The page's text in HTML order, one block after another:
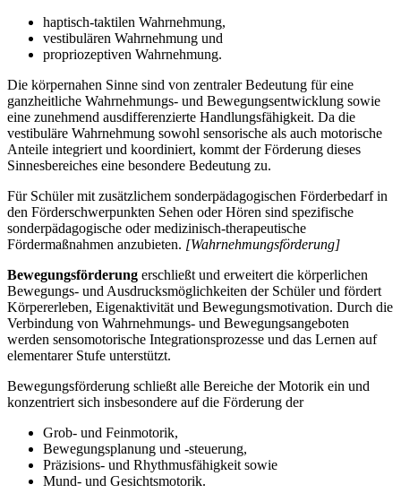
haptisch-taktilen Wahrnehmung,
vestibulären Wahrnehmung und
propriozeptiven Wahrnehmung.
Die körpernahen Sinne sind von zentraler Bedeutung für eine
ganzheitliche Wahrnehmungs- und Bewegungsentwicklung sowie
eine zunehmend ausdifferenzierte Handlungsfähigkeit. Da die
vestibuläre Wahrnehmung sowohl sensorische als auch motorische
Anteile integriert und koordiniert, kommt der Förderung dieses
Sinnesbereiches eine besondere Bedeutung zu.
Für Schüler mit zusätzlichem sonderpädagogischen Förderbedarf in
den Förderschwerpunkten Sehen oder Hören sind spezifische
sonderpädagogische oder medizinisch-therapeutische
Fördermaßnahmen anzubieten. [Wahrnehmungsförderung]
Bewegungsförderung erschließt und erweitert die körperlichen
Bewegungs- und Ausdrucksmöglichkeiten der Schüler und fördert
Körpererleben, Eigenaktivität und Bewegungsmotivation. Durch die
Verbindung von Wahrnehmungs- und Bewegungsangeboten
werden sensomotorische Integrationsprozesse und das Lernen auf
elementarer Stufe unterstützt.
Bewegungsförderung schließt alle Bereiche der Motorik ein und
konzentriert sich insbesondere auf die Förderung der
Grob- und Feinmotorik,
Bewegungsplanung und -steuerung,
Präzisions- und Rhythmusfähigkeit sowie
Mund- und Gesichtsmotorik.